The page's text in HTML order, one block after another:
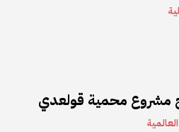
مشروع محمية قولعدي